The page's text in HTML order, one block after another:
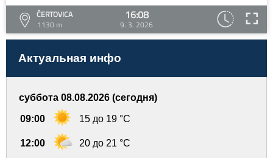
ČERTOVICA
1130 m
16:08
9. 3. 2026
Актуальная инфо
суббота 08.08.2026 (сегодня)
09:00 15 до 19 °C
12:00 20 до 21 °C